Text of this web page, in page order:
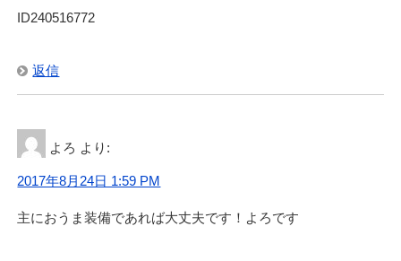
ID240516772
返信
よろ より:
2017年8月24日 1:59 PM
主におうま装備であれば大丈夫です！よろです